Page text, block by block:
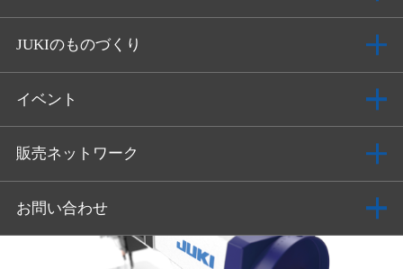
JUKIのものづくり
イベント
販売ネットワーク
お問い合わせ